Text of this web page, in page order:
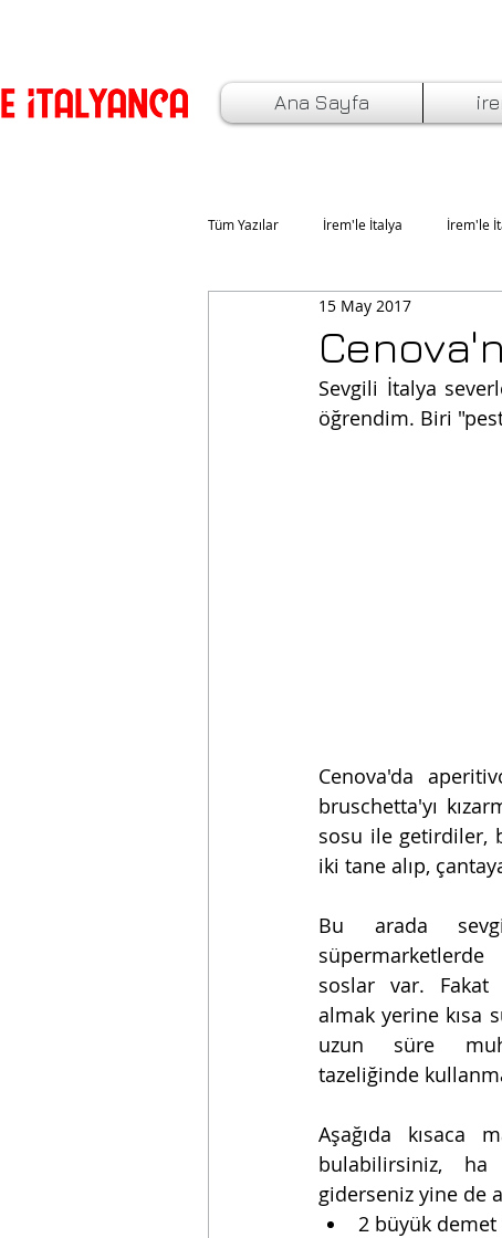
Ana Sayfa
Tüm Yazılar İrem'le İtalya İrem'le
İtalya'da Yaşam ve Eğitim
İtalyan Bayramlar ve Özel Günler
15 May 2017
Sevgili İtalya
öğrendim. Biri
Cenova'da
bruschetta'yı
sosu ile getirdiler,
iki tane alıp,
Bu arada
soslar var. Fakat
almak yerine kısa
uzun süre
tazeliğinde
Aşağıda kısaca
bulabilirsiniz,
giderseniz yine de
2 büyük demet